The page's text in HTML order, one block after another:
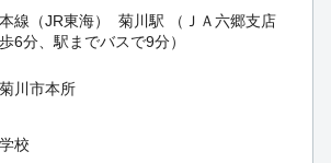
線（JR東海） 菊川駅 （ＪＡ六郷支店
6分、駅までバスで9分）
川市本所
校